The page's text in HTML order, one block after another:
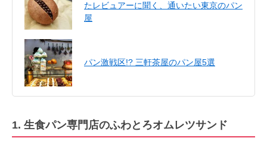
たレビュアーに聞く、通いたい東京のパン
屋
パン激戦区!? 三軒茶屋のパン屋5選
1. 生食パン専門店のふわとろオムレツサンド